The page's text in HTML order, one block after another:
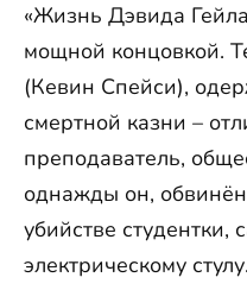
«Жизнь Дэвида
мощной концовкой.
(Кевин Спейси),
смертной казни –
преподаватель,
однажды он,
убийстве студентки,
электрическому стулу.